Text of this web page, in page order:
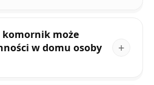
komornik może
w domu osoby